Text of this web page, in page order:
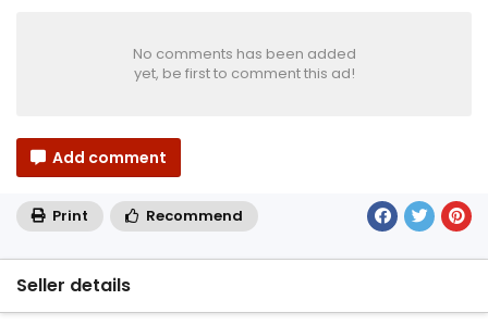
No comments has been added
yet, be first to comment this ad!
Add comment
Print Recommend
Seller details